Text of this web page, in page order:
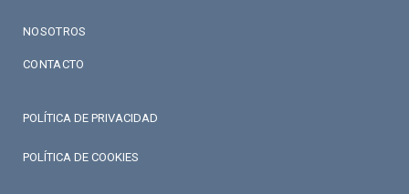
NOSOTROS
CONTACTO
POLÍTICA DE PRIVACIDAD
POLÍTICA DE COOKIES